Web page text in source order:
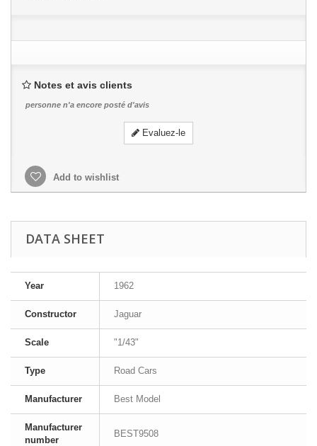
Notes et avis clients
personne n'a encore posté d'avis
Evaluez-le
Add to wishlist
DATA SHEET
Year 1962
Constructor Jaguar
Scale "1/43"
Type Road Cars
Manufacturer Best Model
Manufacturer
number
BEST9508